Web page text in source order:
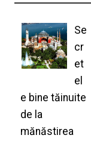
Se
cr
et
el
e bine tăinuite
de la
mănăstirea